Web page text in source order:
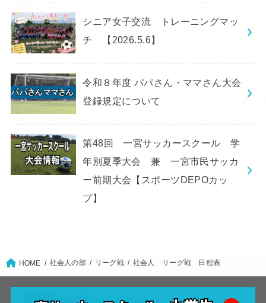
シニア女子交流 トレーニングマッ
チ 【2026.5.6】
令和８年度 パパさん・ママさん大会
登録規定について
第48回 一宮サッカースクール 学
年別夏季大会 兼 一宮市民サッカ
ー前期大会【スポーツDEPOカッ
プ】
HOME 社会人の部 リーグ戦 社会人 リーグ戦 日程表